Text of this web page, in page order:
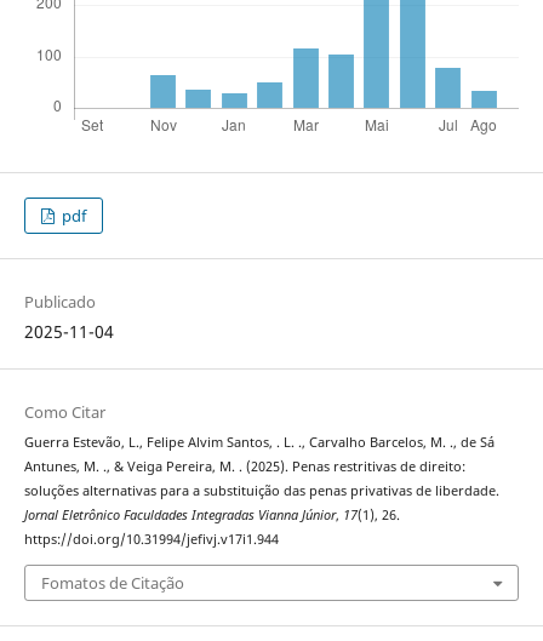
pdf
Publicado
2025-11-04
Como Citar
Guerra Estevão, L., Felipe Alvim Santos, . L. ., Carvalho Barcelos, M. ., de Sá
Antunes, M. ., & Veiga Pereira, M. . (2025). Penas restritivas de direito:
soluções alternativas para a substituição das penas privativas de liberdade.
Jornal Eletrônico Faculdades Integradas Vianna Júnior, 17(1), 26.
https://doi.org/10.31994/jefivj.v17i1.944
Fomatos de Citação